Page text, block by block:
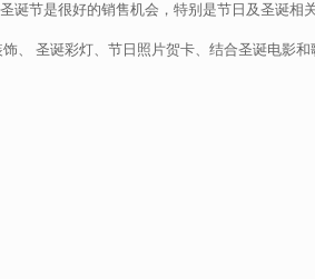
节是很好的销售机会，特别是节日及圣诞相关
、 圣诞彩灯、节日照片贺卡、结合圣诞电影和